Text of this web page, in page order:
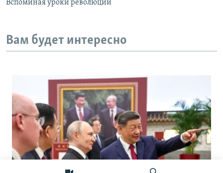
Вспоминая уроки революции
Вам будет интересно